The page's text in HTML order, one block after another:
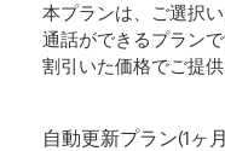
本プランは、ご選択
通話ができるプラン
割引いた価格でご提供
自動更新プラン(1ヶ